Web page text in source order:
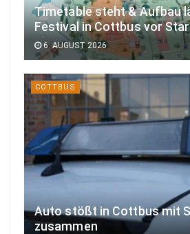
Timetable steht & Aufbau
Festival in Cottbus vor
6. AUGUST 2026
COTTBUS
Auto stößt in Cottbus mit
zusammen